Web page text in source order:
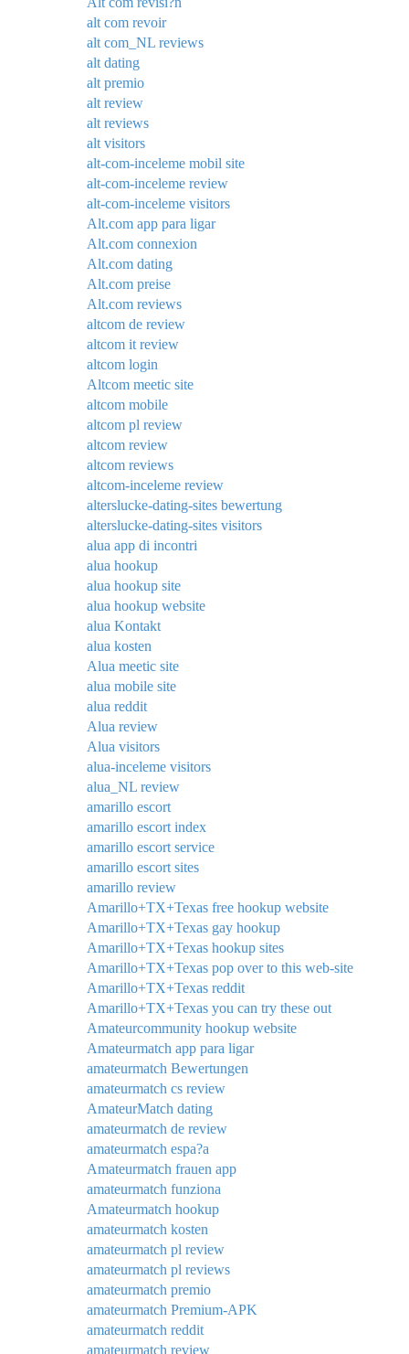
alt com revoir
alt com_NL reviews
alt dating
alt premio
alt review
alt reviews
alt visitors
alt-com-inceleme mobil site
alt-com-inceleme review
alt-com-inceleme visitors
Alt.com app para ligar
Alt.com connexion
Alt.com dating
Alt.com preise
Alt.com reviews
altcom de review
altcom it review
altcom login
Altcom meetic site
altcom mobile
altcom pl review
altcom review
altcom reviews
altcom-inceleme review
alterslucke-dating-sites bewertung
alterslucke-dating-sites visitors
alua app di incontri
alua hookup
alua hookup site
alua hookup website
alua Kontakt
alua kosten
Alua meetic site
alua mobile site
alua reddit
Alua review
Alua visitors
alua-inceleme visitors
alua_NL review
amarillo escort
amarillo escort index
amarillo escort service
amarillo escort sites
amarillo review
Amarillo+TX+Texas free hookup website
Amarillo+TX+Texas gay hookup
Amarillo+TX+Texas hookup sites
Amarillo+TX+Texas pop over to this web-site
Amarillo+TX+Texas reddit
Amarillo+TX+Texas you can try these out
Amateurcommunity hookup website
Amateurmatch app para ligar
amateurmatch Bewertungen
amateurmatch cs review
AmateurMatch dating
amateurmatch de review
amateurmatch espa?a
Amateurmatch frauen app
amateurmatch funziona
Amateurmatch hookup
amateurmatch kosten
amateurmatch pl review
amateurmatch pl reviews
amateurmatch premio
amateurmatch Premium-APK
amateurmatch reddit
amateurmatch review